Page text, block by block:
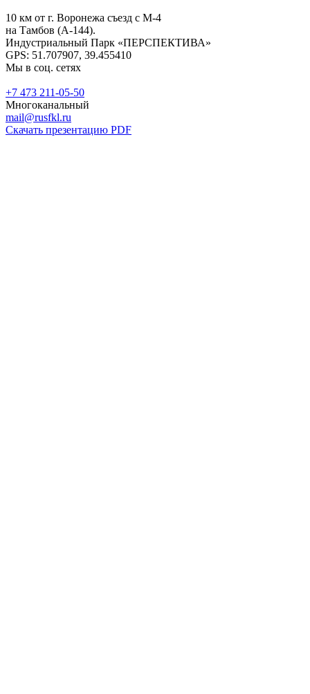
10 км от г. Воронежа съезд с М-4
на Тамбов (А-144).
Индустриальный Парк «ПЕРСПЕКТИВА»
GPS: 51.707907, 39.455410
Мы в соц. сетях
+7 473 211-05-50
Многоканальный
mail@rusfkl.ru
Скачать презентацию PDF